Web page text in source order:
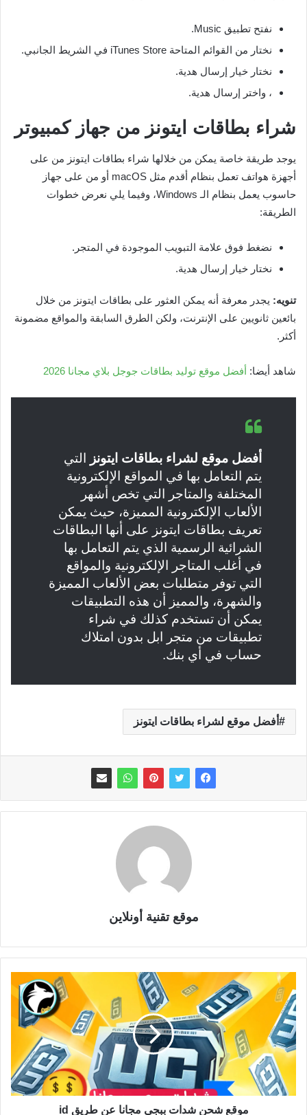
نفتح تطبيق Music.
نختار من القوائم المتاحة iTunes Store في الشريط الجانبي.
نختار خيار إرسال هدية.
، واختر إرسال هدية.
شراء بطاقات ايتونز من جهاز كمبيوتر
يوجد طريقة خاصة يمكن من خلالها شراء بطاقات ايتونز من على
أجهزة هواتف تعمل بنظام أقدم مثل macOS أو من على جهاز
حاسوب يعمل بنظام الـ Windows، وفيما يلي نعرض خطوات
الطريقة:
نضغط فوق علامة التبويب الموجودة في المتجر.
نختار خيار إرسال هدية.
تنويه: يجدر معرفة أنه يمكن العثور على بطاقات ايتونز من خلال
بائعين ثانويين على الإنترنت، ولكن الطرق السابقة والمواقع مضمونة
أكثر.
شاهد أيضا: أفضل موقع توليد بطاقات جوجل بلاي مجانا 2026
أفضل موقع لشراء بطاقات ايتونز
التي
يتم التعامل بها في المواقع الإلكترونية
المختلفة والمتاجر التي تخص أشهر
الألعاب الإلكترونية المميزة، حيث يمكن
تعريف بطاقات ايتونز على أنها البطاقات
الشرائية الرسمية الذي يتم التعامل بها
في أغلب المتاجر الإلكترونية والمواقع
التي توفر متطلبات بعض الألعاب المميزة
والشهرة، والمميز أن هذه التطبيقات
يمكن أن تستخدم كذلك في شراء
تطبيقات من متجر ابل بدون امتلاك
حساب في أي بنك.
أفضل موقع لشراء بطاقات ايتونز
موقع تقنية أونلاين
موقع شحن شدات ببجي مجانا عن طريق id